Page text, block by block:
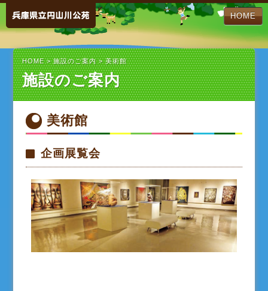
HOME
HOME>施設のご案内> 美術館
施設のご案内
美術館
企画展覧会